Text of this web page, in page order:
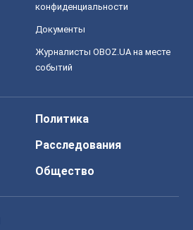
конфиденциальности
Документы
Журналисты OBOZ.UA на месте
событий
Политика
Расследования
Общество